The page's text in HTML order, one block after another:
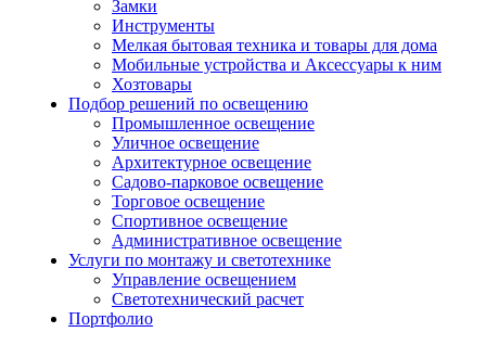
Замки
Инструменты
Мелкая бытовая техника и товары для дома
Мобильные устройства и Аксессуары к ним
Хозтовары
Подбор решений по освещению
Промышленное освещение
Уличное освещение
Архитектурное освещение
Садово-парковое освещение
Торговое освещение
Спортивное освещение
Административное освещение
Услуги по монтажу и светотехнике
Управление освещением
Светотехнический расчет
Портфолио